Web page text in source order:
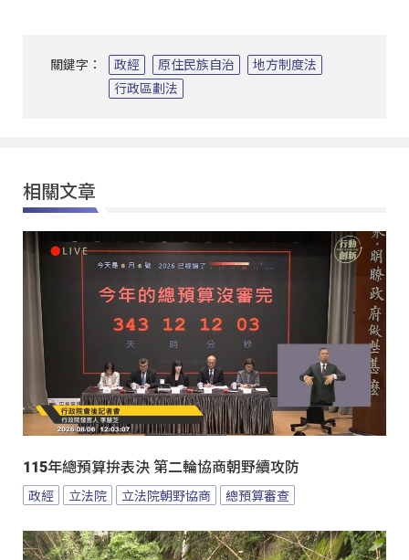
關鍵字： 政經 原住民族自治
地方制度法
行政區劃法
相關文章
115年總預算拚表決 第二輪協商朝野續攻防
政經 立法院 立法院朝野協商 總預算審查